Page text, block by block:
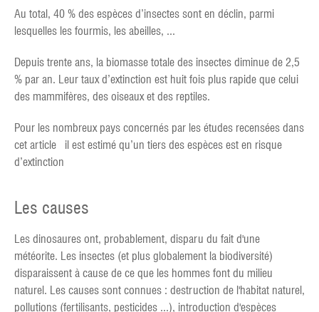
Au total, 40 % des espèces d’insectes sont en déclin, parmi
lesquelles les fourmis, les abeilles, ...
Depuis trente ans, la biomasse totale des insectes diminue de 2,5
% par an. Leur taux d’extinction est huit fois plus rapide que celui
des mammifères, des oiseaux et des reptiles.
Pour les nombreux pays concernés par les études recensées dans
cet article il est estimé qu’un tiers des espèces est en risque
d’extinction
Les causes
Les dinosaures ont, probablement, disparu du fait d'une
météorite. Les insectes (et plus globalement la biodiversité)
disparaissent à cause de ce que les hommes font du milieu
naturel. Les causes sont connues : destruction de l'habitat naturel,
pollutions (fertilisants, pesticides ...), introduction d'espèces